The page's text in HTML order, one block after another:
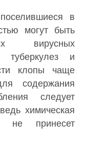
в
могут быть
вирусных
туберкулез и
клопы чаще
содержания
следует
химическая
не принесет